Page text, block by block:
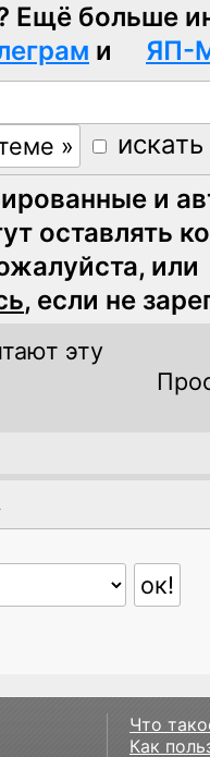
Ещё больше
и ЯП-
и
оставлять
или
, если не
эту
Что
Как